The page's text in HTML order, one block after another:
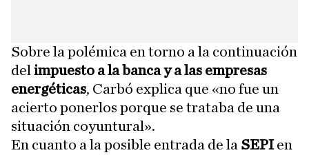
Sobre la polémica en torno a la continuación
del impuesto a la banca y a las empresas
energéticas, Carbó explica que «no fue un
acierto ponerlos porque se trataba de una
situación coyuntural».
En cuanto a la posible entrada de la SEPIen